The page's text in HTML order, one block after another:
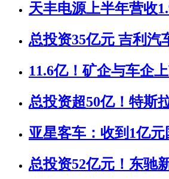
天丰电源上半年营收
总投资35亿元 吉利汽
11.6亿！矿企与车企
总投资超50亿！特斯
亚星客车：收到1亿
总投资52亿元！东驰